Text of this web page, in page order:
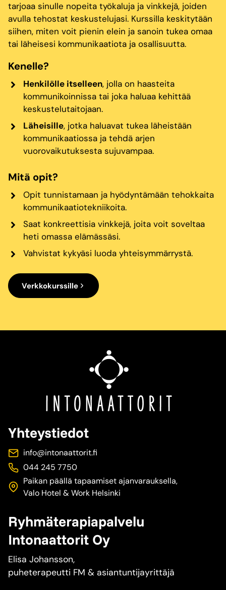
tarjoaa sinulle nopeita työkaluja ja vinkkejä, joiden
avulla tehostat keskustelujasi. Kurssilla keskitytään
siihen, miten voit pienin elein ja sanoin tukea omaa
tai läheisesi kommunikaatiota ja osallisuutta.
Kenelle?
Henkilölle itselleen, jolla on haasteita
kommunikoinnissa tai joka haluaa kehittää
keskustelutaitojaan.
Läheisille, jotka haluavat tukea läheistään
kommunikaatiossa ja tehdä arjen
vuorovaikutuksesta sujuvampaa.
Mitä opit?
Opit tunnistamaan ja hyödyntämään tehokkaita
kommunikaatiotekniikoita.
Saat konkreettisia vinkkejä, joita voit soveltaa
heti omassa elämässäsi.
Vahvistat kykyäsi luoda yhteisymmärrystä.
Verkkokurssille
Yhteystiedot
info@intonaattorit.fi
044 245 7750
Paikan päällä tapaamiset ajanvarauksella,
Valo Hotel & Work Helsinki
Ryhmäterapiapalvelu
Intonaattorit Oy
Elisa Johansson,
puheterapeutti FM & asiantuntijayrittäjä